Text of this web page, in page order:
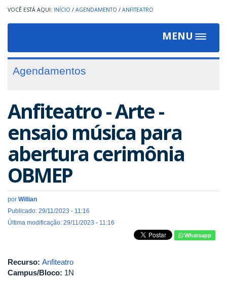
INÍCIO / AGENDAMENTO / ANFITEATRO
MENU
Toggle
Agendamentos
Anfiteatro - Arte -
ensaio música para
abertura cerimônia
OBMEP
por Willian
Publicado: 29/11/2023 - 11:16
Última modificação: 29/11/2023 - 11:16
Whatsapp
Recurso: Anfiteatro
Campus/Bloco: 1N